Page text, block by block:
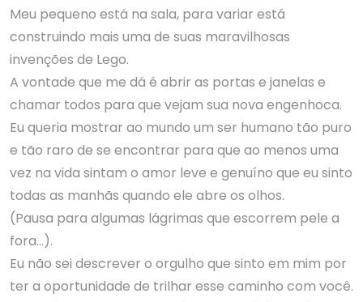
Meu pequeno está na sala, para variar está
construindo mais uma de suas maravilhosas
invenções de Lego.
A vontade que me dá é abrir as portas e janelas e
chamar todos para que vejam sua nova engenhoca.
Eu queria mostrar ao mundo um ser humano tão puro
e tão raro de se encontrar para que ao menos uma
vez na vida sintam o amor leve e genuíno que eu sinto
todas as manhãs quando ele abre os olhos.
(Pausa para algumas lágrimas que escorrem pele a
fora…).
Eu não sei descrever o orgulho que sinto em mim por
ter a oportunidade de trilhar esse caminho com você.